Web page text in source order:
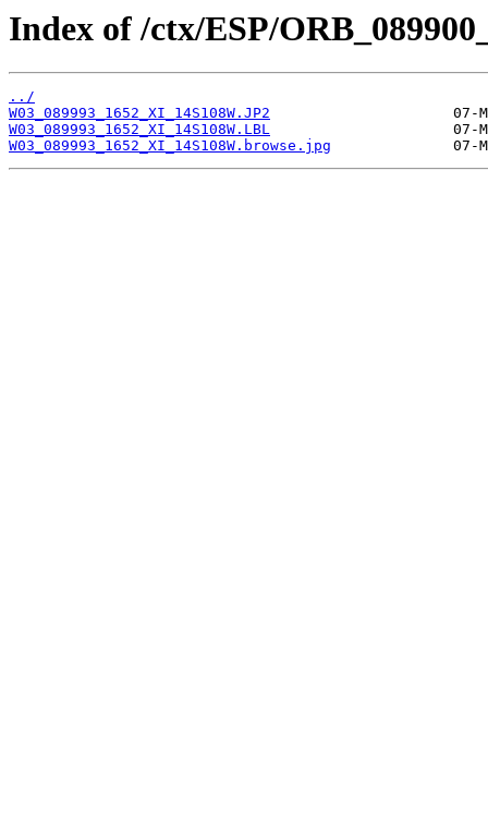
Index of /ctx/ESP/
../
W03_089993_1652_XI_14S108W.JP2
W03_089993_1652_XI_14S108W.LBL
W03_089993_1652_XI_14S108W.browse.jpg